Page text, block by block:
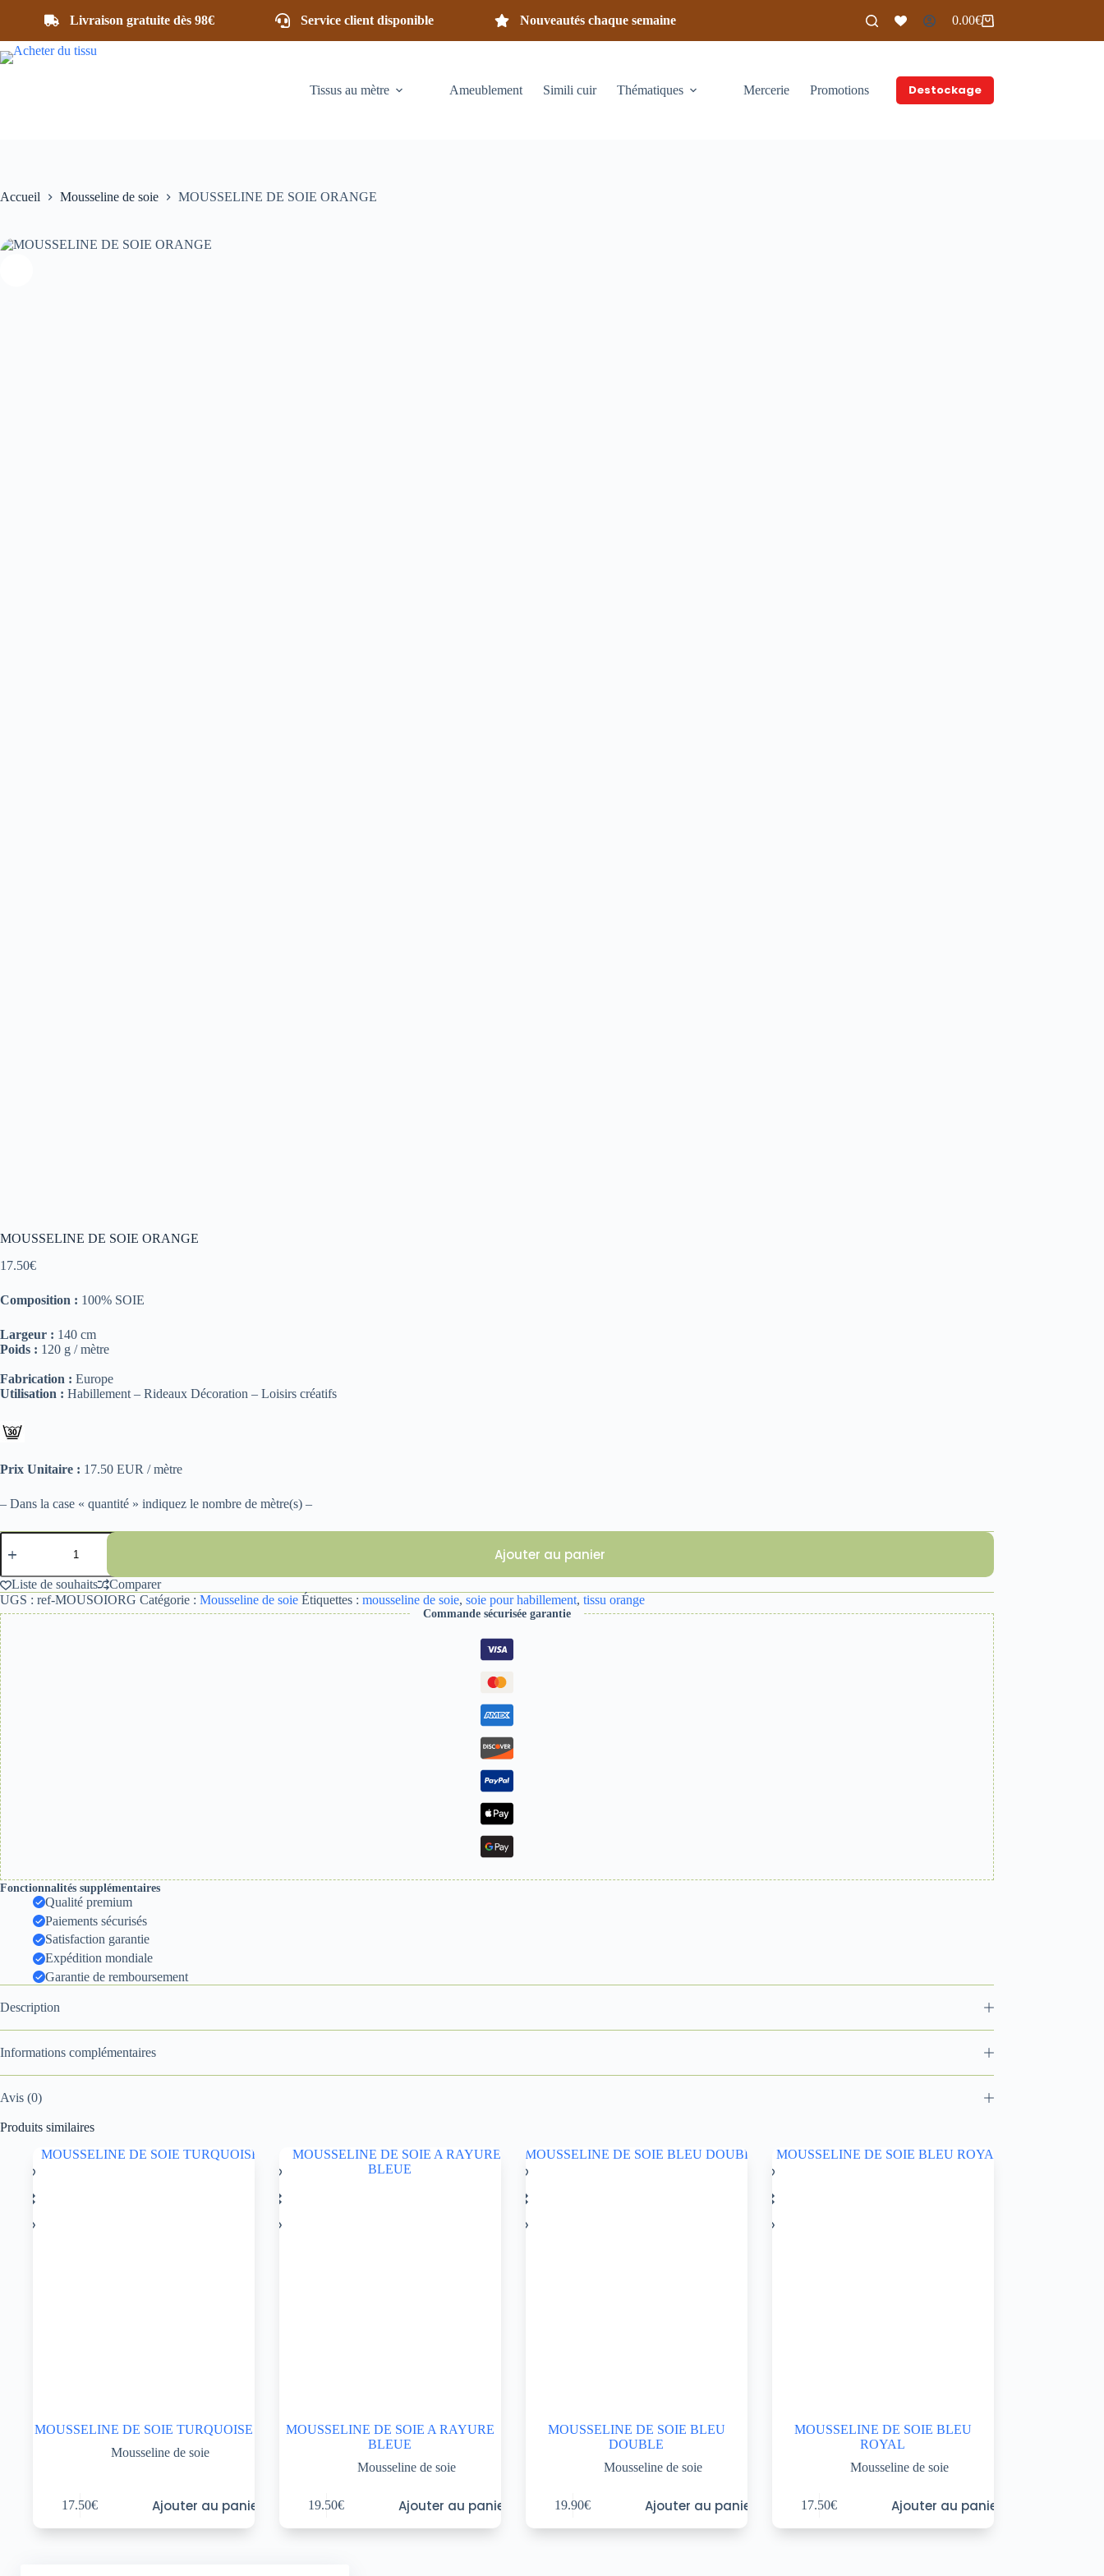
SOIE
Livraison gratuite dès 98€ Service client disponible Nouveautés chaque semaine
Panier
d’achat
0.00€
Tissus au mètre Ameublement Simili cuir Thématiques Mercerie Promotions Destockage
Accueil Mousseline de soie MOUSSELINE DE SOIE ORANGE
MOUSSELINE DE SOIE ORANGE
17.50€
Composition : 100% SOIE
Largeur : 140 cm
Poids : 120 g / mètre
Fabrication : Europe
Utilisation : Habillement – Rideaux Décoration – Loisirs créatifs
Prix Unitaire : 17.50 EUR / mètre
– Dans la case « quantité » indiquez le nombre de mètre(s) –
quantité
de
DE
SOIE
ORANGE
Ajouter au panier
Liste de souhaits
Comparer
UGS : ref-MOUSOIORG Catégorie : Mousseline de soie Étiquettes : mousseline de soie, soie pour habillement, tissu orange
Commande sécurisée garantie
Fonctionnalités supplémentaires
Qualité premium
Paiements sécurisés
Satisfaction garantie
Expédition mondiale
Garantie de remboursement
Description
Informations complémentaires
Avis (0)
Produits similaires
MOUSSELINE DE SOIE TURQUOISE
Mousseline de soie
17.50€ Ajouter au panier
MOUSSELINE DE SOIE A RAYURE
BLEUE
Mousseline de soie
19.50€ Ajouter au panier
MOUSSELINE DE SOIE BLEU
DOUBLE
Mousseline de soie
19.90€ Ajouter au panier
MOUSSELINE DE SOIE BLEU
ROYAL
Mousseline de soie
17.50€ Ajouter au panier